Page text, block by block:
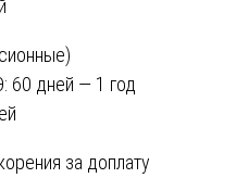
60 дней — 1 год
за доплату